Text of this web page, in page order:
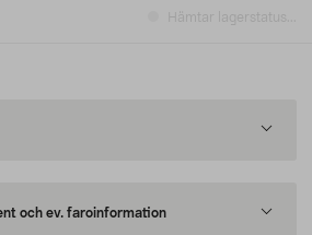
Hämtar lagerstatus...
och ev. faroinformation